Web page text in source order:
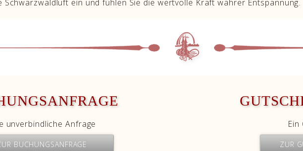
Schwarzwaldluft ein und fühlen Sie die wertvolle Kraft wahrer Entspannung.
unverbindliche Anfrage
BUCHUNGSANFRAGE
Ein
ZUR